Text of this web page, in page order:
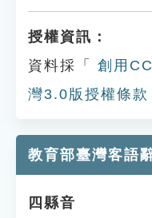
授權資訊：
資料採「
創用
灣3.0版授權條款
教育部臺灣客語
四縣音